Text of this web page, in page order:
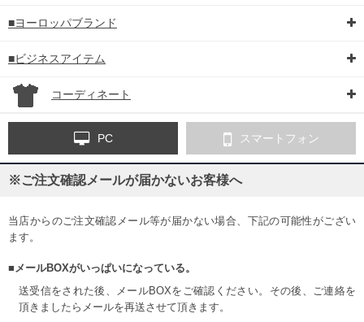
■ヨーロッパブランド
■ビジネスアイテム
コーディネート
PC スマートフォン
※ご注文確認メールが届かないお客様へ
当店からのご注文確認メール等が届かない場合、下記の可能性がござい
ます。
■メールBOXがいっぱいになっている。
送受信をされた後、メールBOXをご確認ください。その後、ご連絡を
頂きましたらメールを再送させて頂きます。